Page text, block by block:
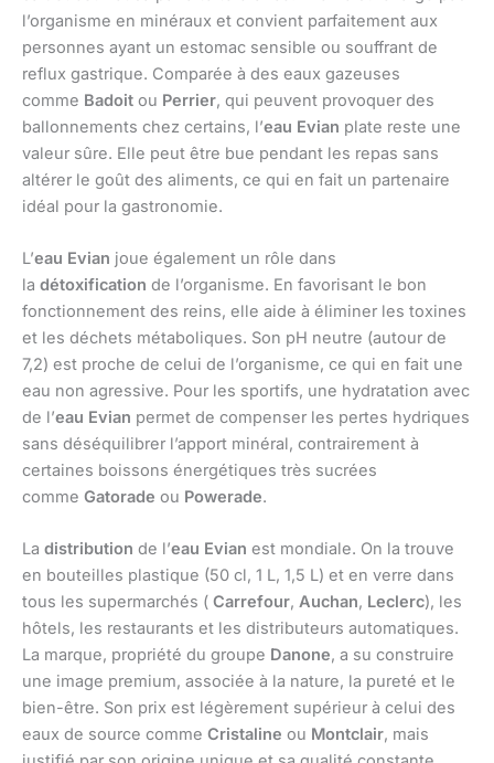
l’organisme en minéraux et convient parfaitement aux
personnes ayant un estomac sensible ou souffrant de
reflux gastrique. Comparée à des eaux gazeuses
comme Badoit ou Perrier, qui peuvent provoquer des
ballonnements chez certains, l’eau Evian plate reste une
valeur sûre. Elle peut être bue pendant les repas sans
altérer le goût des aliments, ce qui en fait un partenaire
idéal pour la gastronomie.
L’eau Evian joue également un rôle dans
la détoxification de l’organisme. En favorisant le bon
fonctionnement des reins, elle aide à éliminer les toxines
et les déchets métaboliques. Son pH neutre (autour de
7,2) est proche de celui de l’organisme, ce qui en fait une
eau non agressive. Pour les sportifs, une hydratation avec
de l’eau Evian permet de compenser les pertes hydriques
sans déséquilibrer l’apport minéral, contrairement à
certaines boissons énergétiques très sucrées
comme Gatorade ou Powerade.
La distribution de l’eau Evian est mondiale. On la trouve
en bouteilles plastique (50 cl, 1 L, 1,5 L) et en verre dans
tous les supermarchés ( Carrefour, Auchan, Leclerc), les
hôtels, les restaurants et les distributeurs automatiques.
La marque, propriété du groupe Danone, a su construire
une image premium, associée à la nature, la pureté et le
bien-être. Son prix est légèrement supérieur à celui des
eaux de source comme Cristaline ou Montclair, mais